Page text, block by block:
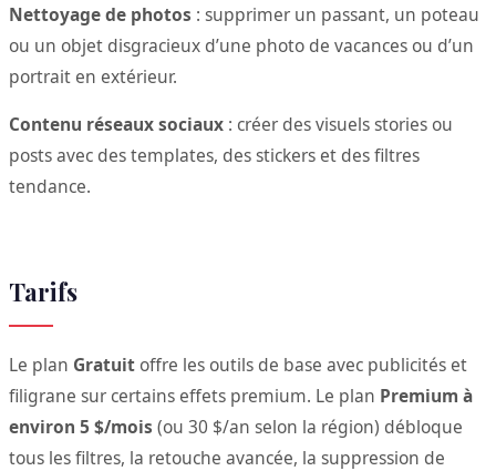
Nettoyage de photos : supprimer un passant, un poteau
ou un objet disgracieux d’une photo de vacances ou d’un
portrait en extérieur.
Contenu réseaux sociaux : créer des visuels stories ou
posts avec des templates, des stickers et des filtres
tendance.
Tarifs
Le plan Gratuit offre les outils de base avec publicités et
filigrane sur certains effets premium. Le plan Premium à
environ 5 $/mois (ou 30 $/an selon la région) débloque
tous les filtres, la retouche avancée, la suppression de